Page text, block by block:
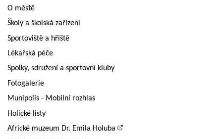
O městě
Školy a školská zařízení
Sportoviště a hřiště
Lékařská péče
Spolky, sdružení a sportovní kluby
Fotogalerie
Munipolis - Mobilní rozhlas
Holické listy
Africké muzeum Dr. Emila Holuba